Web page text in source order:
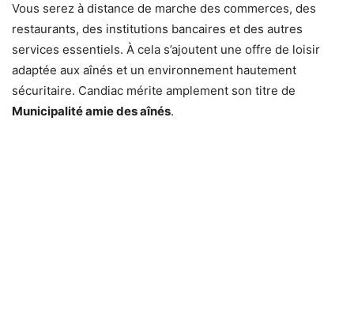
Vous serez à distance de marche des commerces, des
restaurants, des institutions bancaires et des autres
services essentiels. À cela s’ajoutent une offre de loisir
adaptée aux aînés et un environnement hautement
sécuritaire. Candiac mérite amplement son titre de
Municipalité amie des aînés.